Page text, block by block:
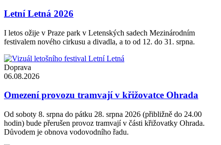
Letní Letná 2026
I letos ožije v Praze park v Letenských sadech Mezinárodním
festivalem nového cirkusu a divadla, a to od 12. do 31. srpna.
Doprava
06.08.2026
Omezení provozu tramvají v křižovatce Ohrada
Od soboty 8. srpna do pátku 28. srpna 2026 (přibližně do 24.00
hodin) bude přerušen provoz tramvají v části křižovatky Ohrada.
Důvodem je obnova vodovodního řadu.